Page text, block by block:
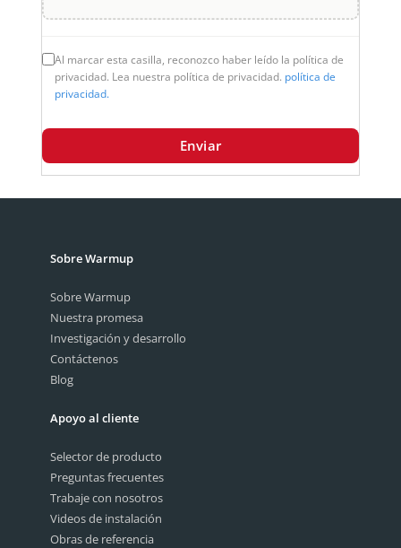
Al marcar esta casilla, reconozco haber leído la política de
privacidad. Lea nuestra política de privacidad. política de
privacidad.
Enviar
Sobre Warmup
Sobre Warmup
Nuestra promesa
Investigación y desarrollo
Contáctenos
Blog
Apoyo al cliente
Selector de producto
Preguntas frecuentes
Trabaje con nosotros
Videos de instalación
Obras de referencia